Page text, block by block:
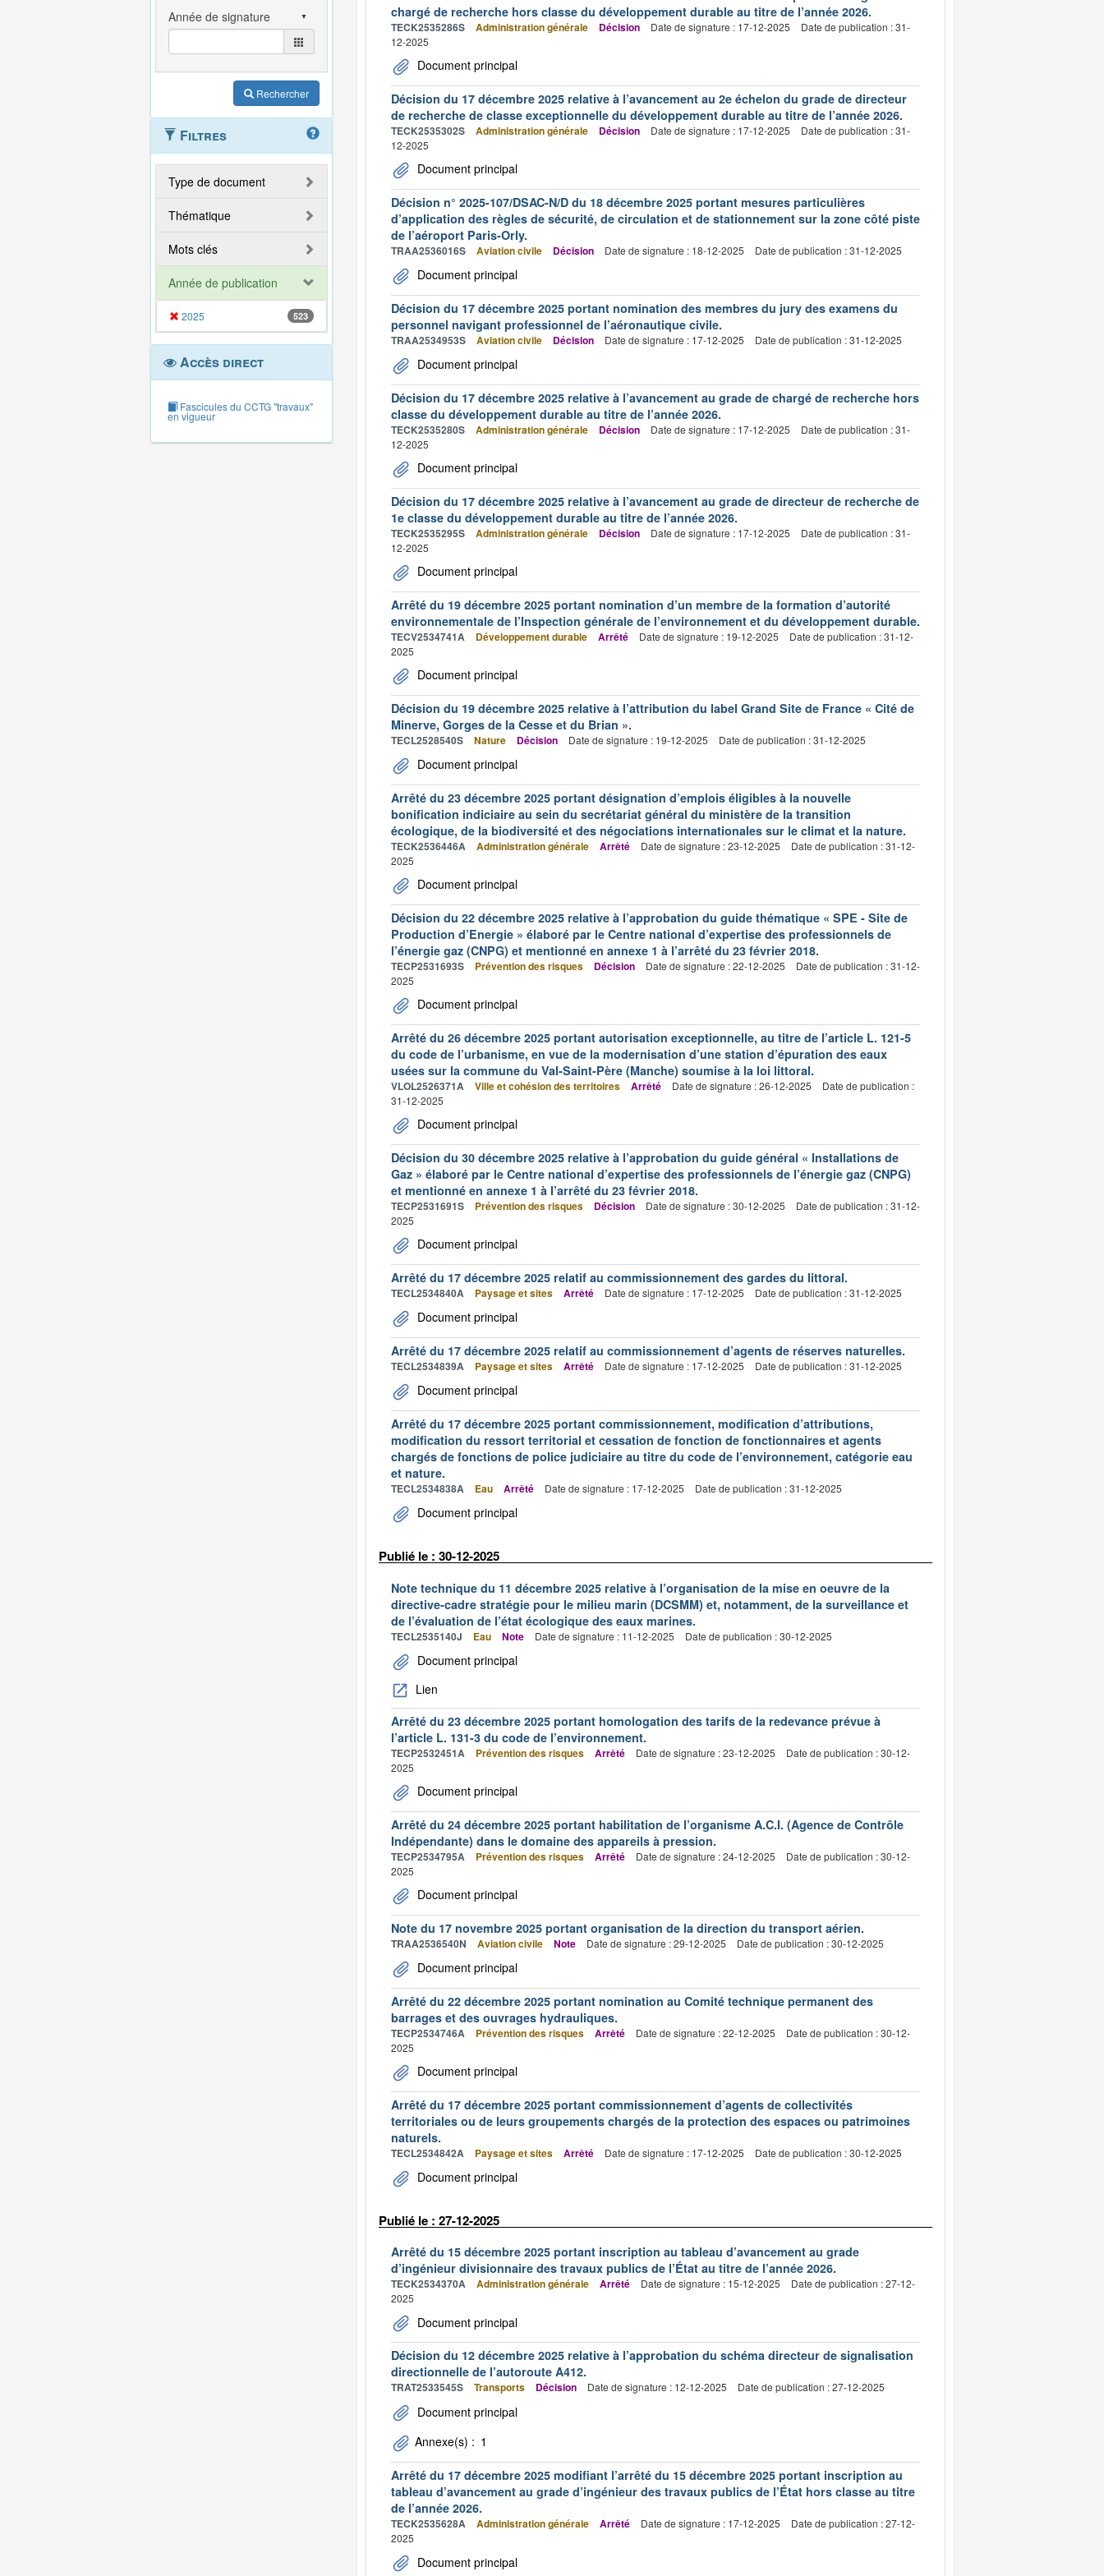
Rechercher
Filtres
Type de document
Thématique
Mots clés
Année de publication
2025 523
Accès direct
Fascicules du CCTG "travaux"
en vigueur
chargé de recherche hors classe du développement durable au titre de l’année 2026.
TECK2535286S Administration générale Décision Date de signature : 17-12-2025
Date de publication : 31-
12-2025
Document principal
Décision du 17 décembre 2025 relative à l’avancement au 2e échelon du grade de directeur
de recherche de classe exceptionnelle du développement durable au titre de l’année 2026.
TECK2535302S Administration générale Décision Date de signature : 17-12-2025
Date de publication : 31-
12-2025
Document principal
Décision n° 2025-107/DSAC-N/D du 18 décembre 2025 portant mesures particulières
d’application des règles de sécurité, de circulation et de stationnement sur la zone côté piste
de l’aéroport Paris-Orly.
TRAA2536016S Aviation civile Décision Date de signature : 18-12-2025 Date de publication : 31-12-2025
Document principal
Décision du 17 décembre 2025 portant nomination des membres du jury des examens du
personnel navigant professionnel de l’aéronautique civile.
TRAA2534953S Aviation civile Décision Date de signature : 17-12-2025 Date de publication : 31-12-2025
Document principal
Décision du 17 décembre 2025 relative à l’avancement au grade de chargé de recherche hors
classe du développement durable au titre de l’année 2026.
TECK2535280S Administration générale Décision Date de signature : 17-12-2025
Date de publication : 31-
12-2025
Document principal
Décision du 17 décembre 2025 relative à l’avancement au grade de directeur de recherche de
1e classe du développement durable au titre de l’année 2026.
TECK2535295S Administration générale Décision Date de signature : 17-12-2025
Date de publication : 31-
12-2025
Document principal
Arrêté du 19 décembre 2025 portant nomination d’un membre de la formation d’autorité
environnementale de l’Inspection générale de l’environnement et du développement durable.
TECV2534741A Développement durable Arrêté Date de signature : 19-12-2025
Date de publication : 31-12-
2025
Document principal
Décision du 19 décembre 2025 relative à l’attribution du label Grand Site de France « Cité de
Minerve, Gorges de la Cesse et du Brian ».
TECL2528540S Nature Décision Date de signature : 19-12-2025 Date de publication : 31-12-2025
Document principal
Arrêté du 23 décembre 2025 portant désignation d’emplois éligibles à la nouvelle
bonification indiciaire au sein du secrétariat général du ministère de la transition
écologique, de la biodiversité et des négociations internationales sur le climat et la nature.
TECK2536446A Administration générale Arrêté Date de signature : 23-12-2025
Date de publication : 31-12-
2025
Document principal
Décision du 22 décembre 2025 relative à l’approbation du guide thématique « SPE - Site de
Production d’Energie » élaboré par le Centre national d’expertise des professionnels de
l’énergie gaz (CNPG) et mentionné en annexe 1 à l’arrêté du 23 février 2018.
TECP2531693S Prévention des risques Décision Date de signature : 22-12-2025
Date de publication : 31-12-
2025
Document principal
Arrêté du 26 décembre 2025 portant autorisation exceptionnelle, au titre de l’article L. 121-5
du code de l’urbanisme, en vue de la modernisation d’une station d’épuration des eaux
usées sur la commune du Val-Saint-Père (Manche) soumise à la loi littoral.
VLOL2526371A Ville et cohésion des territoires Arrêté Date de signature : 26-12-2025
Date de publication :
31-12-2025
Document principal
Décision du 30 décembre 2025 relative à l’approbation du guide général « Installations de
Gaz » élaboré par le Centre national d’expertise des professionnels de l’énergie gaz (CNPG)
et mentionné en annexe 1 à l’arrêté du 23 février 2018.
TECP2531691S Prévention des risques Décision Date de signature : 30-12-2025
Date de publication : 31-12-
2025
Document principal
Arrêté du 17 décembre 2025 relatif au commissionnement des gardes du littoral.
TECL2534840A Paysage et sites Arrêté Date de signature : 17-12-2025 Date de publication : 31-12-2025
Document principal
Arrêté du 17 décembre 2025 relatif au commissionnement d’agents de réserves naturelles.
TECL2534839A Paysage et sites Arrêté Date de signature : 17-12-2025 Date de publication : 31-12-2025
Document principal
Arrêté du 17 décembre 2025 portant commissionnement, modification d’attributions,
modification du ressort territorial et cessation de fonction de fonctionnaires et agents
chargés de fonctions de police judiciaire au titre du code de l’environnement, catégorie eau
et nature.
TECL2534838A Eau Arrêté Date de signature : 17-12-2025 Date de publication : 31-12-2025
Document principal
Publié le : 30-12-2025
Note technique du 11 décembre 2025 relative à l’organisation de la mise en oeuvre de la
directive-cadre stratégie pour le milieu marin (DCSMM) et, notamment, de la surveillance et
de l’évaluation de l’état écologique des eaux marines.
TECL2535140J Eau Note Date de signature : 11-12-2025 Date de publication : 30-12-2025
Document principal
Lien
Arrêté du 23 décembre 2025 portant homologation des tarifs de la redevance prévue à
l’article L. 131-3 du code de l’environnement.
TECP2532451A Prévention des risques Arrêté Date de signature : 23-12-2025
Date de publication : 30-12-
2025
Document principal
Arrêté du 24 décembre 2025 portant habilitation de l’organisme A.C.I. (Agence de Contrôle
Indépendante) dans le domaine des appareils à pression.
TECP2534795A Prévention des risques Arrêté Date de signature : 24-12-2025
Date de publication : 30-12-
2025
Document principal
Note du 17 novembre 2025 portant organisation de la direction du transport aérien.
TRAA2536540N Aviation civile Note Date de signature : 29-12-2025 Date de publication : 30-12-2025
Document principal
Arrêté du 22 décembre 2025 portant nomination au Comité technique permanent des
barrages et des ouvrages hydrauliques.
TECP2534746A Prévention des risques Arrêté Date de signature : 22-12-2025
Date de publication : 30-12-
2025
Document principal
Arrêté du 17 décembre 2025 portant commissionnement d’agents de collectivités
territoriales ou de leurs groupements chargés de la protection des espaces ou patrimoines
naturels.
TECL2534842A Paysage et sites Arrêté Date de signature : 17-12-2025 Date de publication : 30-12-2025
Document principal
Publié le : 27-12-2025
Arrêté du 15 décembre 2025 portant inscription au tableau d’avancement au grade
d’ingénieur divisionnaire des travaux publics de l’État au titre de l’année 2026.
TECK2534370A Administration générale Arrêté Date de signature : 15-12-2025
Date de publication : 27-12-
2025
Document principal
Décision du 12 décembre 2025 relative à l’approbation du schéma directeur de signalisation
directionnelle de l’autoroute A412.
TRAT2533545S Transports Décision Date de signature : 12-12-2025 Date de publication : 27-12-2025
Document principal
Annexe(s) : 1
Arrêté du 17 décembre 2025 modifiant l’arrêté du 15 décembre 2025 portant inscription au
tableau d’avancement au grade d’ingénieur des travaux publics de l’État hors classe au titre
de l’année 2026.
TECK2535628A Administration générale Arrêté Date de signature : 17-12-2025
Date de publication : 27-12-
2025
Document principal